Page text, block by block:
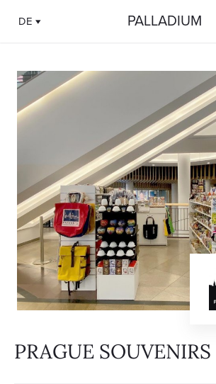
DE PALLADIUM
PRAGUE SOUVENIRS